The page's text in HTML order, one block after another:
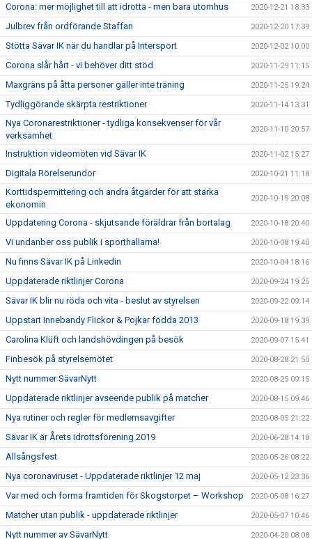
Corona: mer möjlighet till att idrotta - men bara utomhus 2020-12-21 18:33
Julbrev från ordförande Staffan 2020-12-20 17:39
Stötta Sävar IK när du handlar på Intersport 2020-12-02 10:00
Corona slår hårt - vi behöver ditt stöd 2020-11-29 11:15
Maxgräns på åtta personer gäller inte träning 2020-11-25 19:24
Tydliggörande skärpta restriktioner 2020-11-14 13:31
Nya Coronarestriktioner - tydliga konsekvenser för vår
verksamhet
2020-11-10 20:57
Instruktion videomöten vid Sävar IK 2020-11-02 15:27
Digitala Rörelserundor 2020-10-21 11:18
Korttidspermittering och andra åtgärder för att stärka
ekonomin
2020-10-19 20:08
Uppdatering Corona - skjutsande föräldrar från bortalag 2020-10-18 20:40
Vi undanber oss publik i sporthallarna! 2020-10-08 19:40
Nu finns Sävar IK på Linkedin 2020-10-04 18:16
Uppdaterade riktlinjer Corona 2020-09-24 19:25
Sävar IK blir nu röda och vita - beslut av styrelsen 2020-09-22 09:14
Uppstart Innebandy Flickor & Pojkar födda 2013 2020-09-18 19:39
Carolina Klüft och landshövdingen på besök 2020-09-07 15:41
Finbesök på styrelsemötet 2020-08-28 21:50
Nytt nummer SävarNytt 2020-08-25 09:15
Uppdaterade riktlinjer avseende publik på matcher 2020-08-15 09:46
Nya rutiner och regler för medlemsavgifter 2020-08-05 21:22
Sävar IK är Årets idrottsförening 2019 2020-06-28 14:18
Allsångsfest 2020-05-26 08:22
Nya coronaviruset - Uppdaterade riktlinjer 12 maj 2020-05-12 23:36
Var med och forma framtiden för Skogstorpet – Workshop 2020-05-08 16:27
Matcher utan publik - uppdaterade riktlinjer 2020-05-07 10:46
Nytt nummer av SävarNytt 2020-04-20 08:08